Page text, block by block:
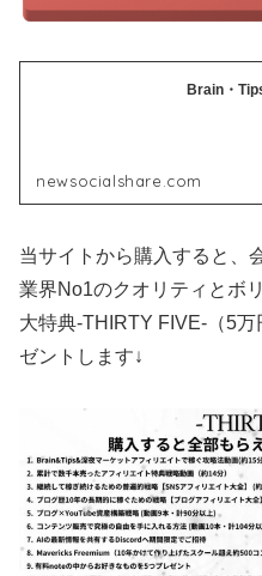
Brain・
newsocialshare.com
当サイトから購入すると、
業界No1のクオリティとボ
大特典-THIRTY FIVE-（5万
ゼントします↓